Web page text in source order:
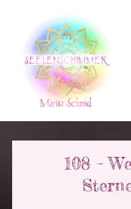
108 –